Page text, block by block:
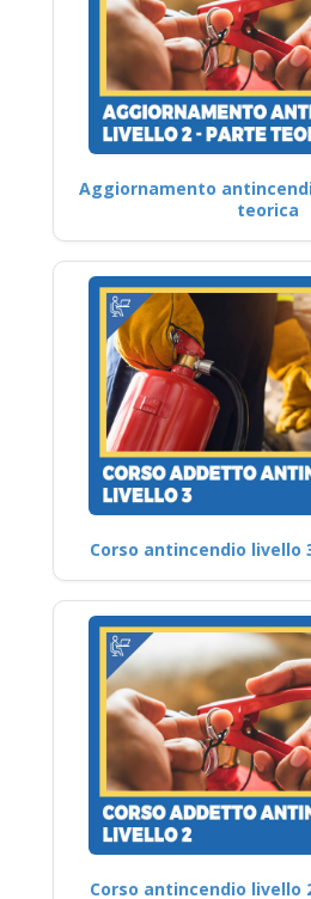
Aggiornamento
teorica
Corso antincendio livello
Corso antincendio livello